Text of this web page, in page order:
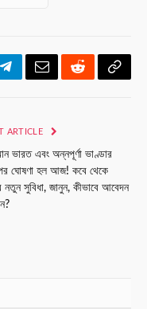
TelegramEmailRedditCopy
ARTICLE
ভারত এবং অন্নপূর্ণা ভাণ্ডার
ঘোষণা হল আজ! কবে থেকে
নতুন সুবিধা, জানুন, কীভাবে আবেদন